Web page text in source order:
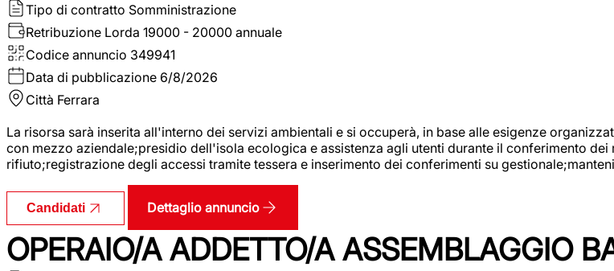
Tipo di contratto Somministrazione
Retribuzione Lorda 19000 - 20000 annuale
Codice annuncio 349941
Data di pubblicazione 6/8/2026
Città Ferrara
La risorsa sarà inserita all'interno dei servizi ambientali e si occuperà, in base alle esigenze
con mezzo aziendale;presidio dell'isola ecologica e assistenza agli utenti durante il conferimento
rifiuto;registrazione degli accessi tramite tessera e inserimento dei conferimenti su
Candidati Dettaglio annuncio
OPERAIO/A ADDETTO/A ASSEMBLAGGIO